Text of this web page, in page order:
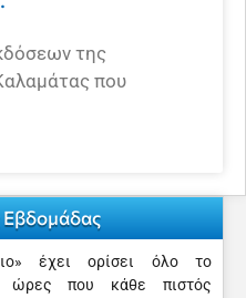
της
που
έχει ορίσει όλο το
ώρες που κάθε πιστός